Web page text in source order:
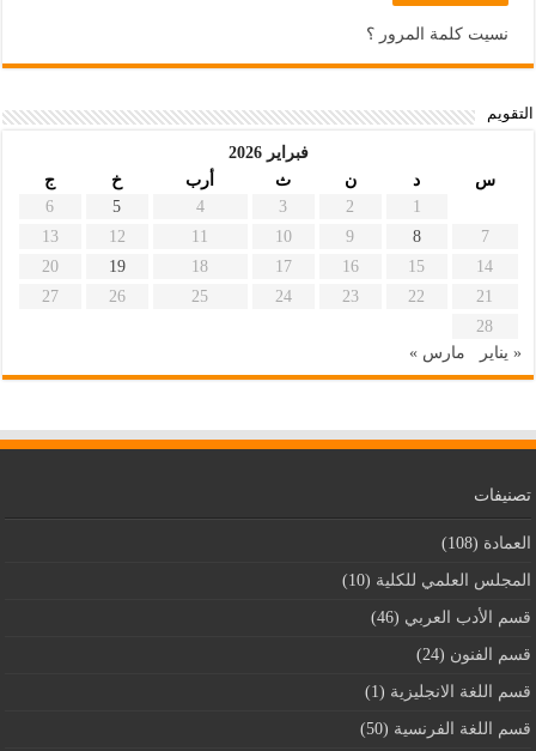
نسيت كلمة المرور ؟
التقويم
فبراير 2026
س
د ن ث أرب خ
ج
1
2
3
4
5
6
7
8
9
10
11
12
13
14
15
16
17
18
19
20
21
22
23
24
25
26
27
28
« يناير
مارس »
تصنيفات
العمادة (108)
المجلس العلمي للكلية (10)
قسم اﻷدب العربي (46)
قسم الفنون (24)
قسم اللغة الانجليزية (1)
قسم اللغة الفرنسية (50)